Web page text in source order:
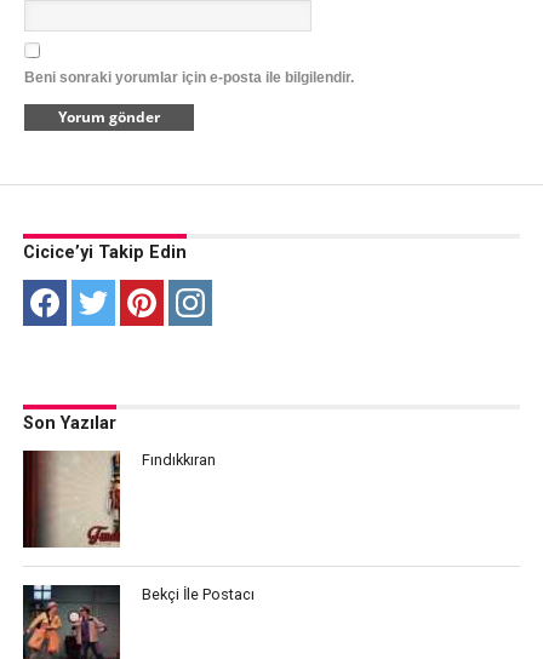
Beni sonraki yorumlar için e-posta ile bilgilendir.
Cicice’yi Takip Edin
Son Yazılar
Fındıkkıran
Bekçi İle Postacı